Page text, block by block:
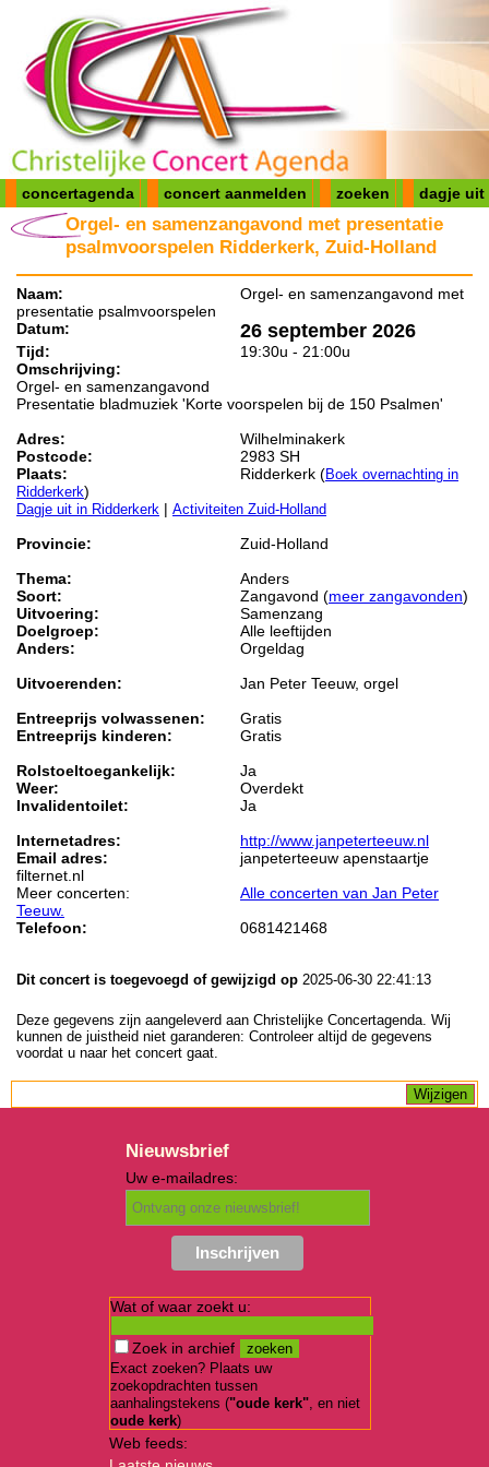
concertagenda concert aanmelden zoeken dagje uit
Orgel- en samenzangavond met presentatie
psalmvoorspelen Ridderkerk, Zuid-Holland
Naam:
Orgel- en samenzangavond met
presentatie psalmvoorspelen
Datum:
26 september 2026
Tijd:
19:30u - 21:00u
Omschrijving:
Orgel- en samenzangavond
Presentatie bladmuziek 'Korte voorspelen bij de 150 Psalmen'
Adres:
Wilhelminakerk
Postcode:
2983 SH
Plaats:
Ridderkerk (Boek overnachting in
Ridderkerk)
Dagje uit in Ridderkerk | Activiteiten Zuid-Holland
Provincie:
Zuid-Holland
Thema:
Anders
Soort:
Zangavond (meer zangavonden)
Uitvoering:
Samenzang
Doelgroep:
Alle leeftijden
Anders:
Orgeldag
Uitvoerenden:
Jan Peter Teeuw, orgel
Entreeprijs volwassenen:
Gratis
Entreeprijs kinderen:
Gratis
Rolstoeltoegankelijk:
Ja
Weer:
Overdekt
Invalidentoilet:
Ja
Internetadres:
http://www.janpeterteeuw.nl
Email adres:
janpeterteeuw apenstaartje
filternet.nl
Meer concerten:
Alle concerten van Jan Peter
Teeuw.
Telefoon:
0681421468
Dit concert is toegevoegd of gewijzigd op 2025-06-30 22:41:13
Deze gegevens zijn aangeleverd aan Christelijke Concertagenda. Wij
kunnen de juistheid niet garanderen: Controleer altijd de gegevens
voordat u naar het concert gaat.
Nieuwsbrief
Uw e-mailadres:
Wat of waar zoekt u:
Zoek in archief
Exact zoeken? Plaats uw
zoekopdrachten tussen
aanhalingstekens ("oude kerk" , en niet
oude kerk)
Web feeds: